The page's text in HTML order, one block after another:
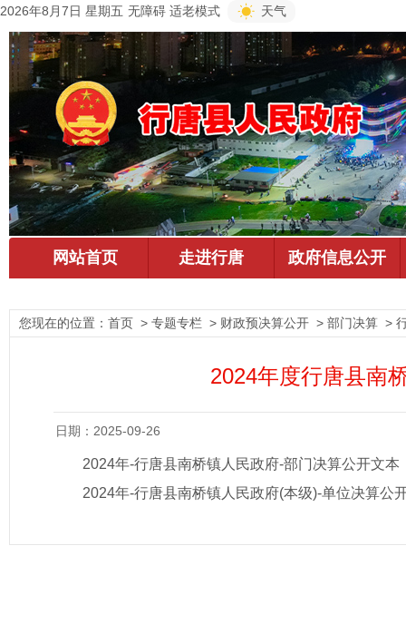
2026年8月7日 星期五 无障碍 适老模式 天气
您现在的位置： 首页 > 专题专栏 > 财政预决算公开 > 部门决算 >
2024年度行唐县南
日期：2025-09-26
2024年-行唐县南桥镇人民政府-部门决算公开文本
2024年-行唐县南桥镇人民政府(本级)-单位决算公